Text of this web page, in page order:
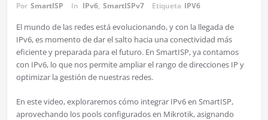
Por SmartISP In IPv6, SmartISPv7 Etiqueta IPV6
El mundo de las redes está evolucionando, y con la llegada de
IPv6, es momento de dar el salto hacia una conectividad más
eficiente y preparada para el futuro. En SmartISP, ya contamos
con IPv6, lo que nos permite ampliar el rango de direcciones IP y
optimizar la gestión de nuestras redes.
En este video, exploraremos cómo integrar IPv6 en SmartISP,
aprovechando los pools configurados en Mikrotik, asignando